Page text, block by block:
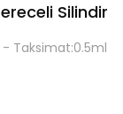
Silindir
Taksimat:0.5ml